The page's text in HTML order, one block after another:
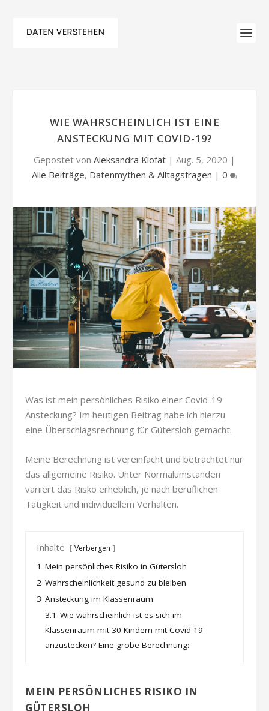
WIE WAHRSCHEINLICH IST EINE
ANSTECKUNG MIT COVID-19?
Gepostet von Aleksandra Klofat | Aug. 5, 2020 |
Alle Beiträge, Datenmythen & Alltagsfragen | 0
Was ist mein persönliches Risiko einer Covid-19
Ansteckung? Im heutigen Beitrag habe ich hierzu
eine Überschlagsrechnung für Gütersloh gemacht.
Meine Berechnung ist vereinfacht und betrachtet nur
das allgemeine Risiko. Unter Normalumständen
variiert das Risko erheblich, je nach beruflichen
Tätigkeit und individuellem Verhalten.
Inhalte Verbergen
1 Mein persönliches Risiko in Gütersloh
2 Wahrscheinlichkeit gesund zu bleiben
3 Ansteckung im Klassenraum
3.1 Wie wahrscheinlich ist es sich im
Klassenraum mit 30 Kindern mit Covid-19
anzustecken? Eine grobe Berechnung:
MEIN PERSÖNLICHES RISIKO IN
GÜTERSLOH